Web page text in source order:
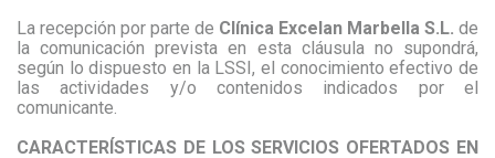
La recepción por parte de Clínica Excelan Marbella S.L. de
la comunicación prevista en esta cláusula no supondrá,
según lo dispuesto en la LSSI, el conocimiento efectivo de
las actividades y/o contenidos indicados por el
comunicante.
CARACTERÍSTICAS DE LOS SERVICIOS OFERTADOS EN